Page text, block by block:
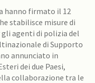
hanno firmato il 12
stabilisce misure di
agenti di polizia del
di Supporto
annunciato in
dei due Paesi,
collaborazione tra le